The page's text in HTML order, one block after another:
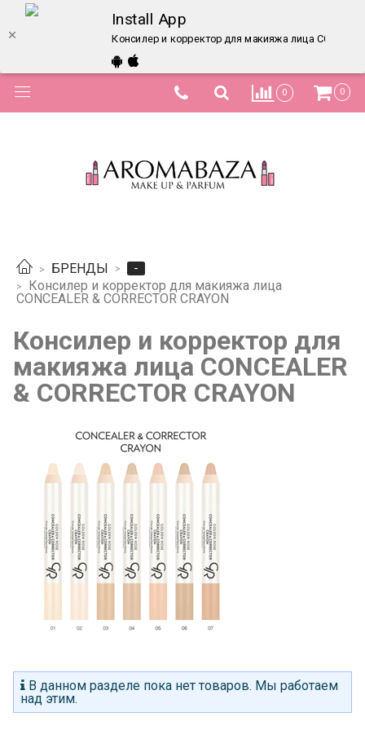
Install App
Консилер и корректор для макияжа лица
0 0
БРЕНДЫ
-
Консилер и корректор для макияжа лица
CONCEALER & CORRECTOR CRAYON
Консилер и корректор для
макияжа лица CONCEALER
& CORRECTOR CRAYON
В данном разделе пока нет товаров. Мы работаем
над этим.